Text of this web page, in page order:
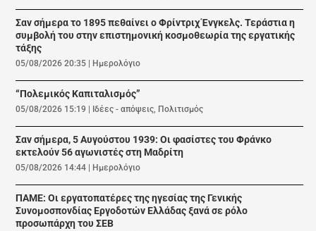
Σαν σήμερα το 1895 πεθαίνει ο Φρίντριχ Ένγκελς. Τεράστια η
συμβολή του στην επιστημονική κοσμοθεωρία της εργατικής
τάξης
05/08/2026 20:35 Ημερολόγιο
“Πολεμικός Καπιταλισμός”
05/08/2026 15:19 Ιδέες - απόψεις, Πολιτισμός
Σαν σήμερα, 5 Αυγούστου 1939: Οι φασίστες του Φράνκο
εκτελούν 56 αγωνιστές στη Μαδρίτη
05/08/2026 14:44 Ημερολόγιο
ΠΑΜΕ: Οι εργατοπατέρες της ηγεσίας της Γενικής
Συνομοσπονδίας Εργοδοτών Ελλάδας ξανά σε ρόλο
προσωπάρχη του ΣΕΒ